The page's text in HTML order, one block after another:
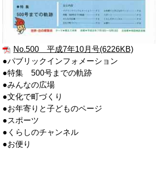
No.500 平成7年10月号(6226KB)
●パブリックインフォメーション
●特集 500号までの軌跡
●みんなの広場
●文化で町づくり
●お年寄りと子どものページ
●スポーツ
●くらしのチャンネル
●お便り